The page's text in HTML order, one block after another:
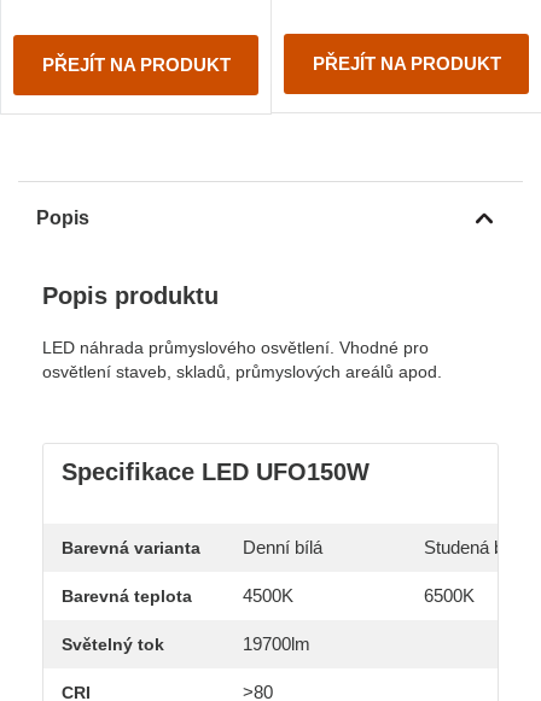
PŘEJÍT NA PRODUKT PŘEJÍT NA PRODUKT
Popis
Popis produktu
LED náhrada průmyslového osvětlení. Vhodné pro
osvětlení staveb, skladů, průmyslových areálů apod.
Specifikace LED UFO150W
Barevná varianta Denní bílá Studená bílá
Barevná teplota 4500K 6500K
Světelný tok 19700lm
CRI >80